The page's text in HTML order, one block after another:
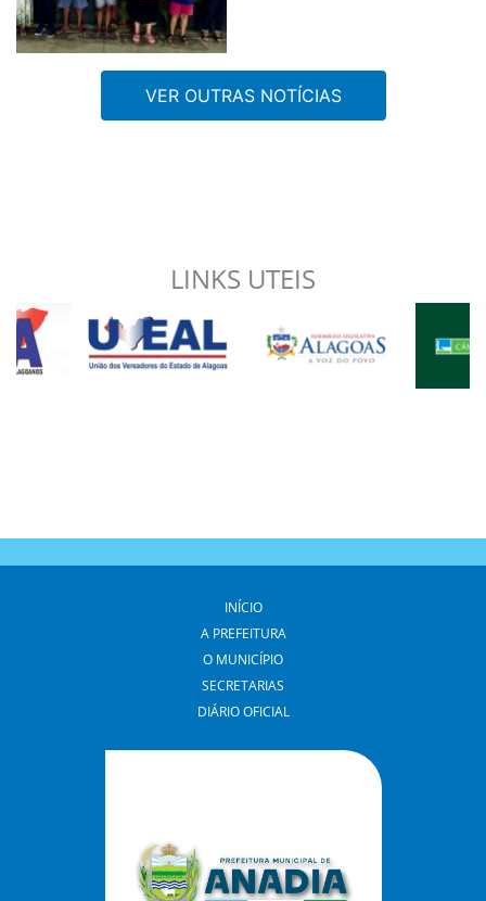
VER OUTRAS NOTÍCIAS
LINKS UTEIS
INÍCIO
A PREFEITURA
O MUNICÍPIO
SECRETARIAS
DIÁRIO OFICIAL